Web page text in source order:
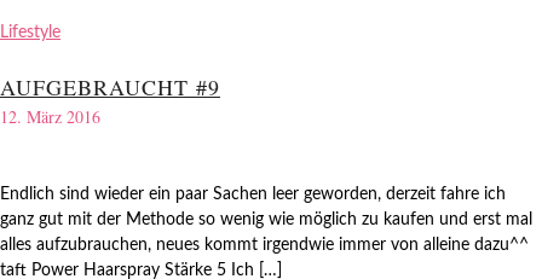
Lifestyle
AUFGEBRAUCHT #9
12. März 2016
Endlich sind wieder ein paar Sachen leer geworden, derzeit fahre ich
ganz gut mit der Methode so wenig wie möglich zu kaufen und erst mal
alles aufzubrauchen, neues kommt irgendwie immer von alleine dazu^^
taft Power Haarspray Stärke 5 Ich […]